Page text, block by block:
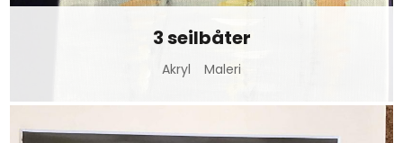
3 seilbåter
Akryl Maleri